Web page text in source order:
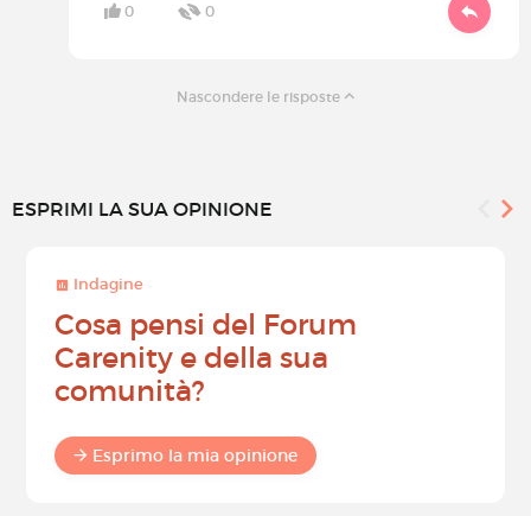
0 0
Nascondere le risposte
ESPRIMI LA SUA OPINIONE
Indagine
Cosa pensi del Forum
Carenity e della sua
comunità?
Esprimo la mia opinione